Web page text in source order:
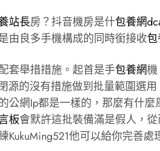
站長房？抖音機房是什包養網
由良多手機構成的同時銜接收
套舉措措施。起首是手包養網
源的沒有措施做到批量範圍選
公網Ip都是一樣的，那麼有什麼
板會默許這批裝備滿是假人，
KukuMing521他可以給你完善處